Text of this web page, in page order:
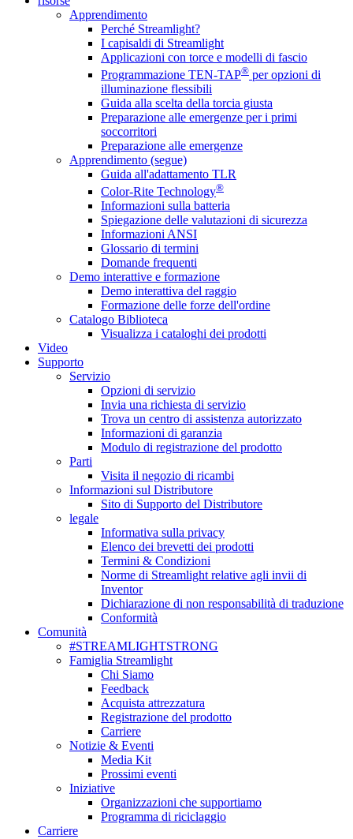
Apprendimento
Perché Streamlight?
I capisaldi di Streamlight
Applicazioni con torce e modelli di fascio
Programmazione TEN-TAP® per opzioni di
illuminazione flessibili
Guida alla scelta della torcia giusta
Preparazione alle emergenze per i primi
soccorritori
Preparazione alle emergenze
Apprendimento (segue)
Guida all'adattamento TLR
Color-Rite Technology®
Informazioni sulla batteria
Spiegazione delle valutazioni di sicurezza
Informazioni ANSI
Glossario di termini
Domande frequenti
Demo interattive e formazione
Demo interattiva del raggio
Formazione delle forze dell'ordine
Catalogo Biblioteca
Visualizza i cataloghi dei prodotti
Video
Supporto
Servizio
Opzioni di servizio
Invia una richiesta di servizio
Trova un centro di assistenza autorizzato
Informazioni di garanzia
Modulo di registrazione del prodotto
Parti
Visita il negozio di ricambi
Informazioni sul Distributore
Sito di Supporto del Distributore
legale
Informativa sulla privacy
Elenco dei brevetti dei prodotti
Termini & Condizioni
Norme di Streamlight relative agli invii di
Inventor
Dichiarazione di non responsabilità di traduzione
Conformità
Comunità
#STREAMLIGHTSTRONG
Famiglia Streamlight
Chi Siamo
Feedback
Acquista attrezzatura
Registrazione del prodotto
Carriere
Notizie & Eventi
Media Kit
Prossimi eventi
Iniziative
Organizzazioni che supportiamo
Programma di riciclaggio
Carriere